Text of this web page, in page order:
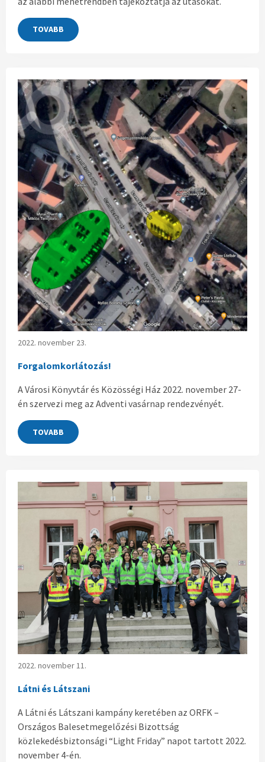
TOVABB
2022. november 23.
Forgalomkorlátozás!
A Városi Könyvtár és Közösségi Ház 2022. november 27-
én szervezi meg az Adventi vasárnap rendezvényét.
TOVABB
2022. november 11.
Látni és Látszani
A Látni és Látszani kampány keretében az ORFK –
Országos Balesetmegelőzési Bizottság
közlekedésbiztonsági “Light Friday” napot tartott 2022.
november 4-én.